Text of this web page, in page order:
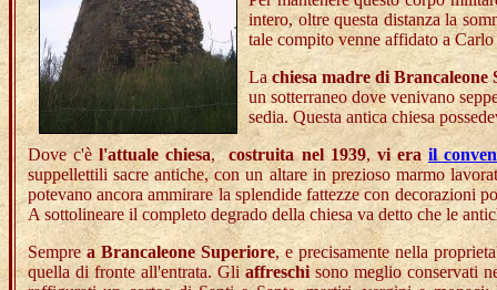
intero, oltre questa distanza la
tale compito venne affidato a
La chiesa madre di Brancaleone
un sotterraneo dove venivano
sedia. Questa antica chiesa
Dove c'èl'attuale chiesa,costruita nel 1939, vi era il
suppellettili sacre antiche, con un altare in prezioso marmo
potevano ancora ammirare la splendide fattezze con decorazioni
A sottolineare il completo degrado della chiesa va detto che le
Semprea Brancaleone Superiore, e precisamente nella
quella di fronte all'entrata. Gli affreschi sono meglio conservati